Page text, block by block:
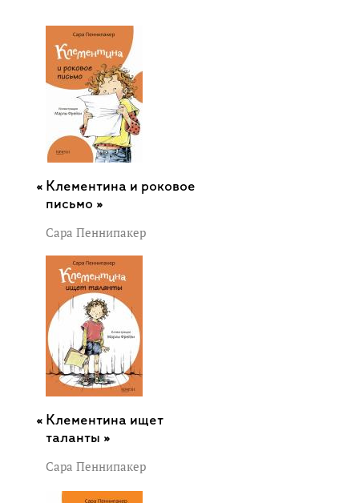
Клементина и роковое
письмо »
Сара Пеннипакер
Клементина ищет
таланты »
Сара Пеннипакер